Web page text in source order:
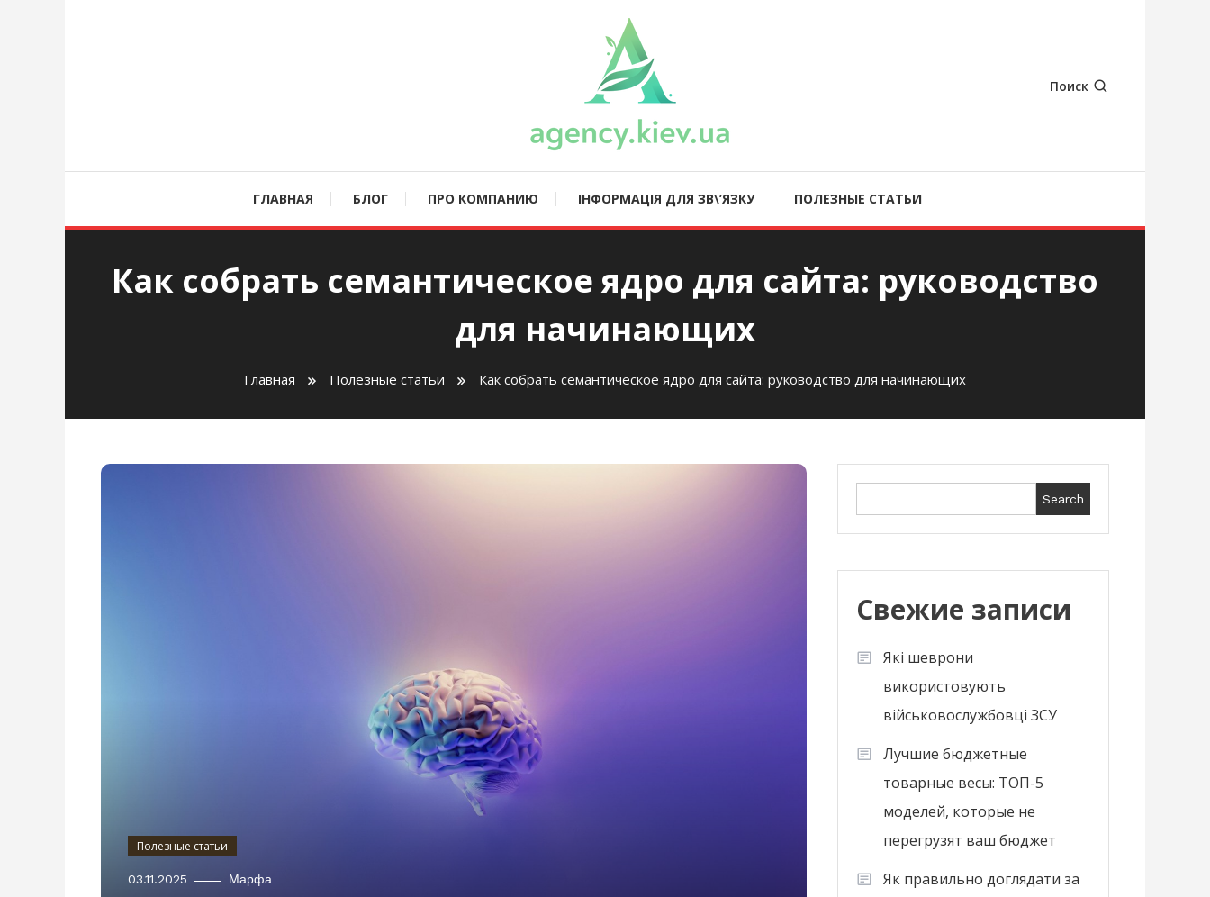
agency.kiev.ua
Поиск
ГЛАВНАЯ БЛОГ ПРО КОМПАНИЮ ІНФОРМАЦІЯ ДЛЯ ЗВ\’ЯЗКУ ПОЛЕЗНЫЕ СТАТЬИ
Как собрать семантическое ядро для сайта: руководство
для начинающих
Главная Полезные статьи Как собрать семантическое ядро для сайта: руководство для начинающих
Полезные статьи
03.11.2025 Марфа
Search
Свежие записи
Які шеврони
використовують
військовослужбовці ЗСУ
Лучшие бюджетные
товарные весы: ТОП-5
моделей, которые не
перегрузят ваш бюджет
Як правильно доглядати за